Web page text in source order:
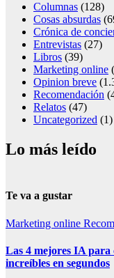
Columnas (128)
Cosas absurdas
Crónica de
Entrevistas (27)
Libros (39)
Marketing online
Opinion breve
Recomendación
Relatos (47)
Uncategorized (1)
Lo más leído
Te va a gustar
Marketing online
Las 4 mejores IA para
increíbles en segundos